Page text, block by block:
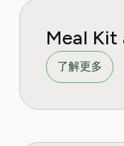
Meal Kit
了解更多